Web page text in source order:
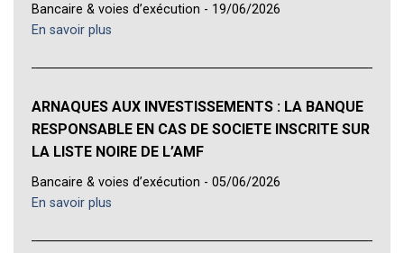
Bancaire & voies d’exécution - 19/06/2026
En savoir plus
ARNAQUES AUX INVESTISSEMENTS : LA BANQUE
RESPONSABLE EN CAS DE SOCIETE INSCRITE SUR
LA LISTE NOIRE DE L’AMF
Bancaire & voies d’exécution - 05/06/2026
En savoir plus